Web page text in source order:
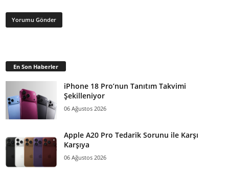
En Son Haberler
iPhone 18 Pro’nun Tanıtım Takvimi
Şekilleniyor
06 Ağustos 2026
Apple A20 Pro Tedarik Sorunu ile Karşı
Karşıya
06 Ağustos 2026